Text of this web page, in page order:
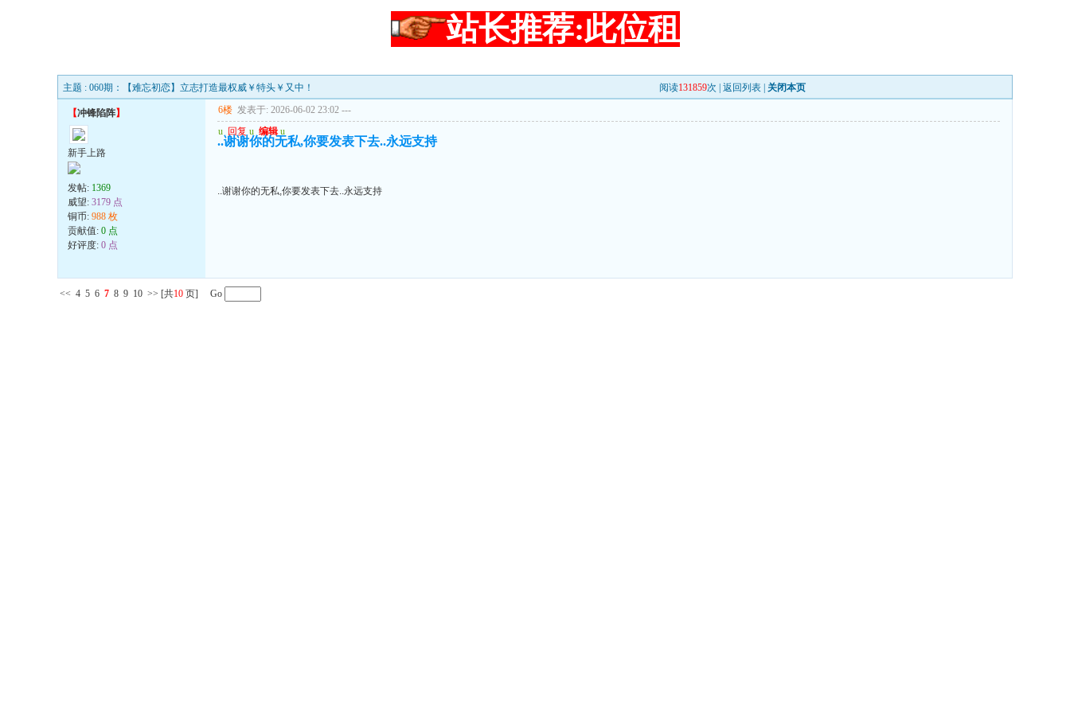
站长推荐:此位租
主题 : 060期：【难忘初恋】立志打造最权威￥特头￥又中！ 阅读131859次 | 返回列表 关闭本页
【冲锋陷阵】
新手上路
发帖: 1369
威望: 3179 点
铜币: 988 枚
贡献值: 0 点
好评度: 0 点
6楼 发表于: 2026-06-02 23:02 ---
u 回复 u 编辑 u
..谢谢你的无私,你要发表下去..永远支持
..谢谢你的无私,你要发表下去..永远支持
<< 4 5 6 7 8 9 10 >> [共10 页] Go